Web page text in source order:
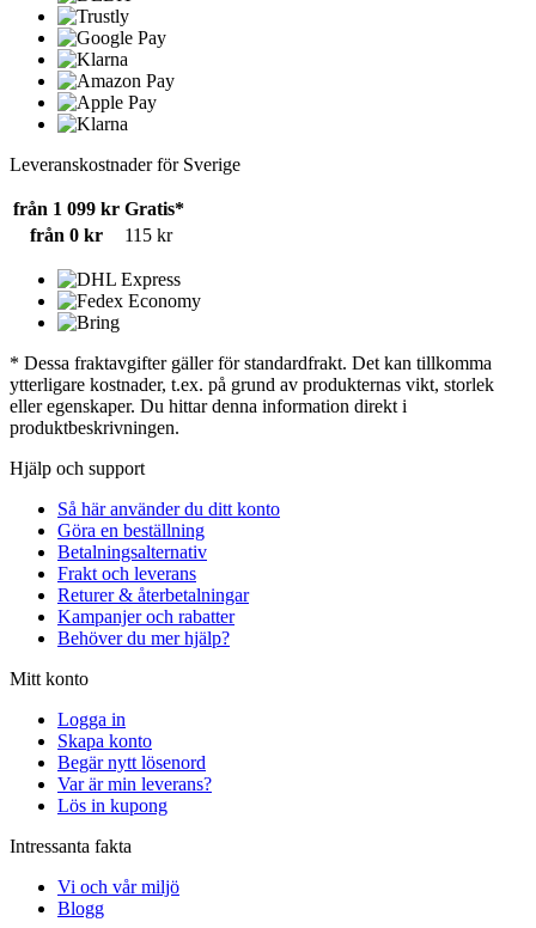
Leveranskostnader för Sverige
från 1 099 kr Gratis*
från 0 kr
115 kr
* Dessa fraktavgifter gäller för standardfrakt. Det kan tillkomma
ytterligare kostnader, t.ex. på grund av produkternas vikt, storlek
eller egenskaper. Du hittar denna information direkt i
produktbeskrivningen.
Hjälp och support
Så här använder du ditt konto
Göra en beställning
Betalningsalternativ
Frakt och leverans
Returer & återbetalningar
Kampanjer och rabatter
Behöver du mer hjälp?
Mitt konto
Logga in
Skapa konto
Begär nytt lösenord
Var är min leverans?
Lös in kupong
Intressanta fakta
Vi och vår miljö
Blogg